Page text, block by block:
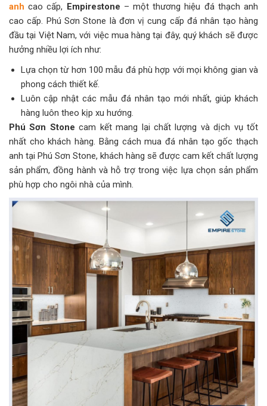
anh cao cấp, Empirestone – một thương hiệu đá thạch anh
cao cấp. Phú Sơn Stone là đơn vị cung cấp đá nhân tạo hàng
đầu tại Việt Nam, với việc mua hàng tại đây, quý khách sẽ được
hưởng nhiều lợi ích như:
Lựa chọn từ hơn 100 mẫu đá phù hợp với mọi không gian và
phong cách thiết kế.
Luôn cập nhật các mẫu đá nhân tạo mới nhất, giúp khách
hàng luôn theo kịp xu hướng.
Phú Sơn Stone cam kết mang lại chất lượng và dịch vụ tốt
nhất cho khách hàng. Bằng cách mua đá nhân tạo gốc thạch
anh tại Phú Sơn Stone, khách hàng sẽ được cam kết chất lượng
sản phẩm, đồng hành và hỗ trợ trong việc lựa chọn sản phẩm
phù hợp cho ngôi nhà của mình.